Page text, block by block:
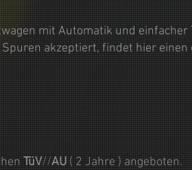
mit Automatik und einfacher
akzeptiert, findet hier einen
TüV//AU ( 2 Jahre ) angeboten.